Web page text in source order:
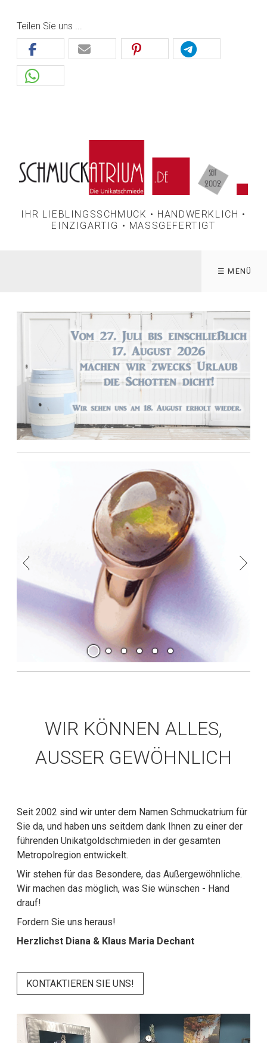
Teilen Sie uns ...
IHR LIEBLINGSSCHMUCK • HANDWERKLICH •
EINZIGARTIG • MASSGEFERTIGT
☰ MENÜ
WIR KÖNNEN ALLES,
AUSSER GEWÖHNLICH
Seit 2002 sind wir unter dem Namen Schmuckatrium für
Sie da, und haben uns seitdem dank Ihnen zu einer der
führenden Unikatgoldschmieden in der gesamten
Metropolregion entwickelt.
Wir stehen für das Besondere, das Außergewöhnliche.
Wir machen das möglich, was Sie wünschen - Hand
drauf!
Fordern Sie uns heraus!
Herzlichst Diana & Klaus Maria Dechant
KONTAKTIEREN SIE UNS!